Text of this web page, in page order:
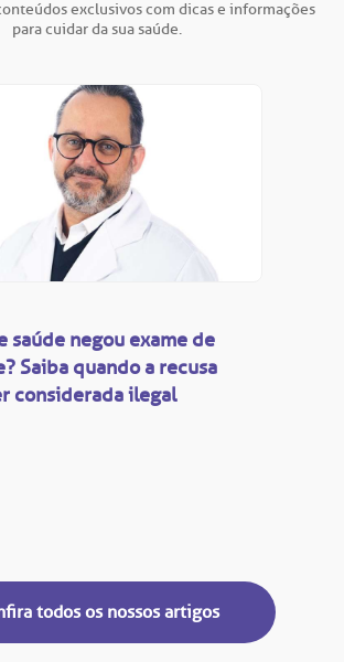
exclusivos com dicas e informações
para cuidar da sua saúde.
saúde negou exame de
Saiba quando a recusa
considerada ilegal
todos os nossos artigos